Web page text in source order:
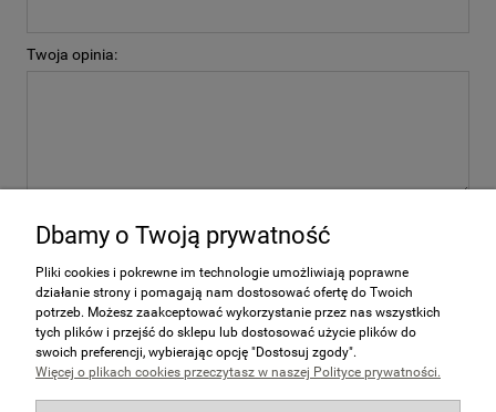
Twoja opinia:
Zakupy
Pomoc
Dbamy o Twoją prywatność
Pliki cookies i pokrewne im technologie umożliwiają poprawne
działanie strony i pomagają nam dostosować ofertę do Twoich
potrzeb. Możesz zaakceptować wykorzystanie przez nas wszystkich
tych plików i przejść do sklepu lub dostosować użycie plików do
swoich preferencji, wybierając opcję "Dostosuj zgody".
Więcej o plikach cookies przeczytasz w naszej Polityce prywatności.